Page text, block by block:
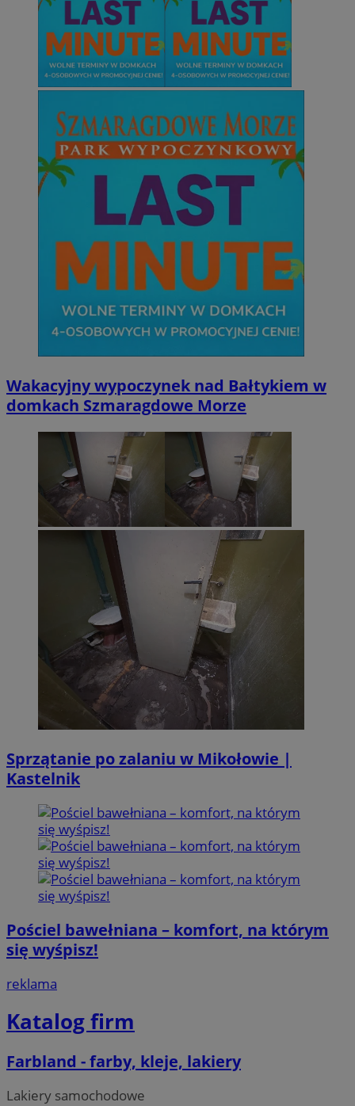
Wakacyjny wypoczynek nad Bałtykiem w
domkach Szmaragdowe Morze
Sprzątanie po zalaniu w Mikołowie |
Kastelnik
Pościel bawełniana – komfort, na którym
się wyśpisz!
reklama
Katalog firm
Farbland - farby, kleje, lakiery
Lakiery samochodowe